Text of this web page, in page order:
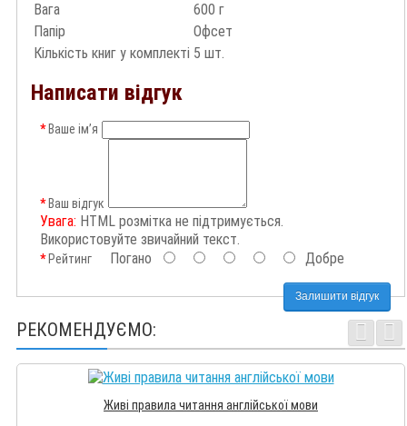
Вага
600 г
Папір
Офсет
Кількість книг у комплекті 5 шт.
Написати відгук
Ваше ім’я
Ваш відгук
Увага: HTML розмітка не підтримується.
Використовуйте звичайний текст.
Рейтинг Погано Добре
Залишити відгук
РЕКОМЕНДУЄМО:
Живі правила читання англійської мови